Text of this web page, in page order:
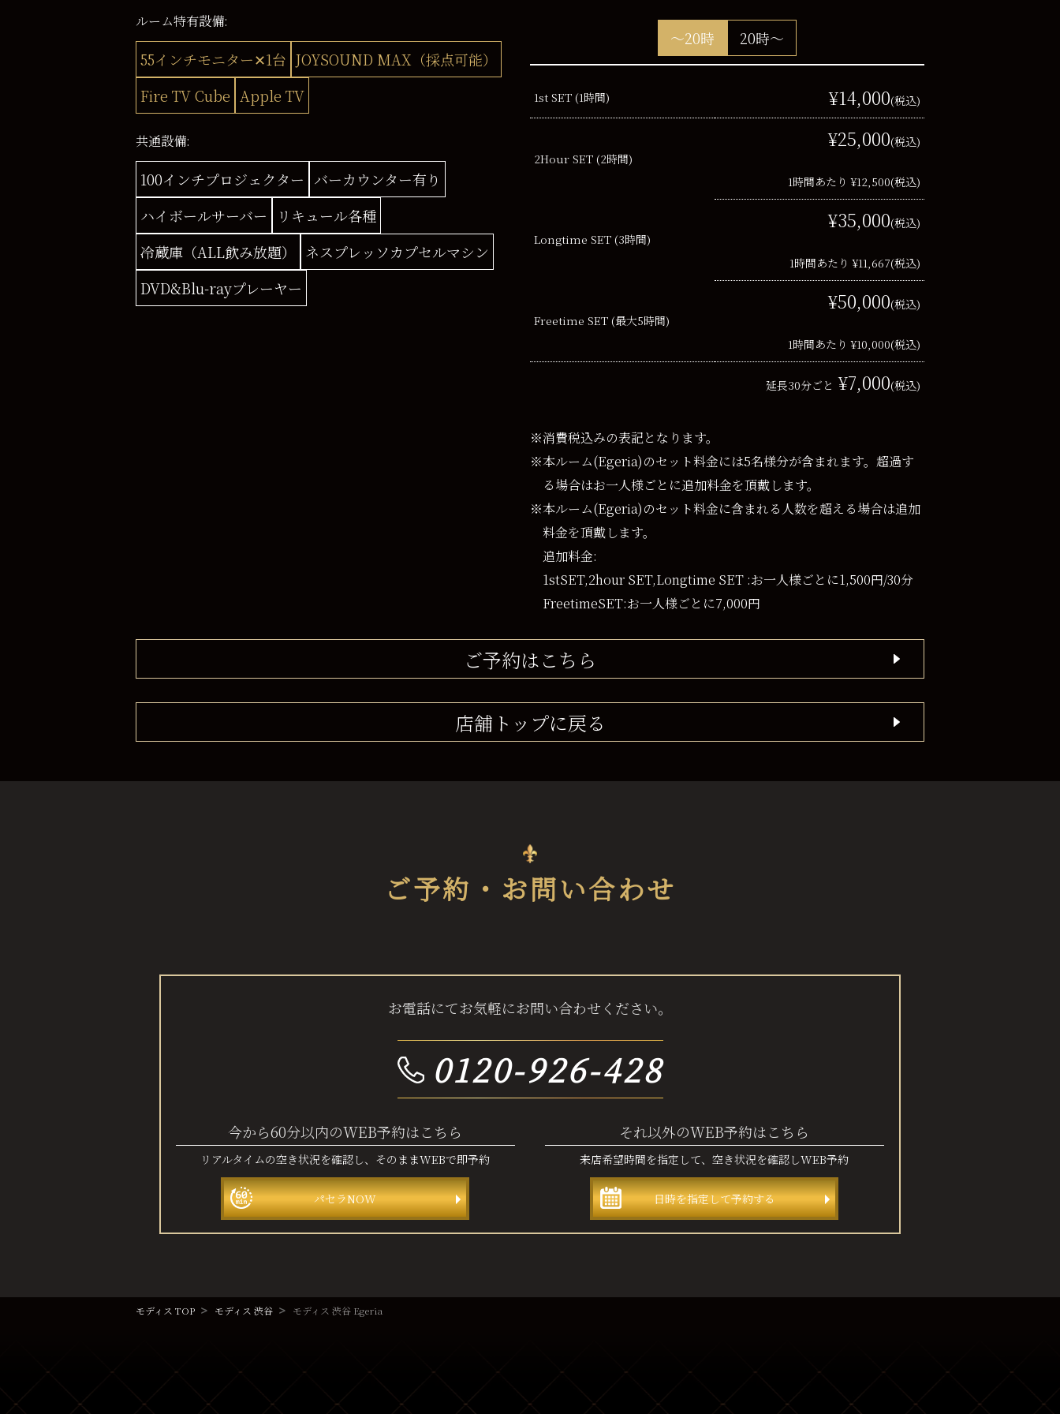
ルーム特有設備:
55インチモニター✕1台 JOYSOUND MAX（採点可能）
Fire TV Cube Apple TV
共通設備:
100インチプロジェクター バーカウンター有り
ハイボールサーバー
リキュール各種
冷蔵庫（ALL飲み放題）
ネスプレッソカプセルマシン
DVD&Blu-rayプレーヤー
～20時 20時～
1st SET (1時間) ¥14,000(税込)
2Hour SET (2時間)
¥25,000(税込)
1時間あたり ¥12,500(税込)
Longtime SET (3時間)
¥35,000(税込)
1時間あたり ¥11,667(税込)
Freetime SET (最大5時間)
¥50,000(税込)
1時間あたり ¥10,000(税込)
延長30分ごと ¥7,000(税込)
※消費税込みの表記となります。
※本ルーム(Egeria)のセット料金には5名様分が含まれます。超過す
る場合はお一人様ごとに追加料金を頂戴します。
※本ルーム(Egeria)のセット料金に含まれる人数を超える場合は追加
料金を頂戴します。
追加料金:
1stSET,2hour SET,Longtime SET :お一人様ごとに1,500円/30分
FreetimeSET:お一人様ごとに7,000円
ご予約はこちら
店舗トップに戻る
ご予約・お問い合わせ
お電話にてお気軽にお問い合わせください。
0120-926-428
今から60分以内のWEB予約はこちら
リアルタイムの空き状況を確認し、 そのままWEBで即予約
パセラNOW
それ以外のWEB予約はこちら
来店希望時間を指定して、空き状況を確認しWEB予約
日時を指定して予約する
モディス TOP モディス 渋谷 モディス 渋谷 Egeria